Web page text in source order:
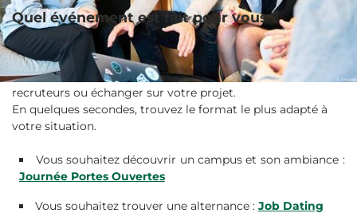
Quel événement est fait pour vous ?
Chaque événement répond à un besoin différent:
découvrir un campus, tester une formation, rencontrer des
recruteurs ou échanger sur votre projet.
En quelques secondes, trouvez le format le plus adapté à
votre situation.
Vous souhaitez découvrir un campus et son ambiance :
Journée Portes Ouvertes
Vous souhaitez trouver une alternance : Job Dating